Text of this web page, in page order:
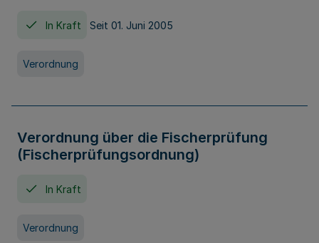
In Kraft Seit 01. Juni 2005
Verordnung
Verordnung über die Fischerprüfung
(Fischerprüfungsordnung)
In Kraft
Verordnung